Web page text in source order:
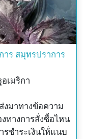
าร สมุทรปราการ
เมริกา
งมาทางข้อความ
ทางการสั่งซื้อไหน
ชำระเงินให้่แนบ